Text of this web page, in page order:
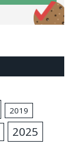
2019
2025